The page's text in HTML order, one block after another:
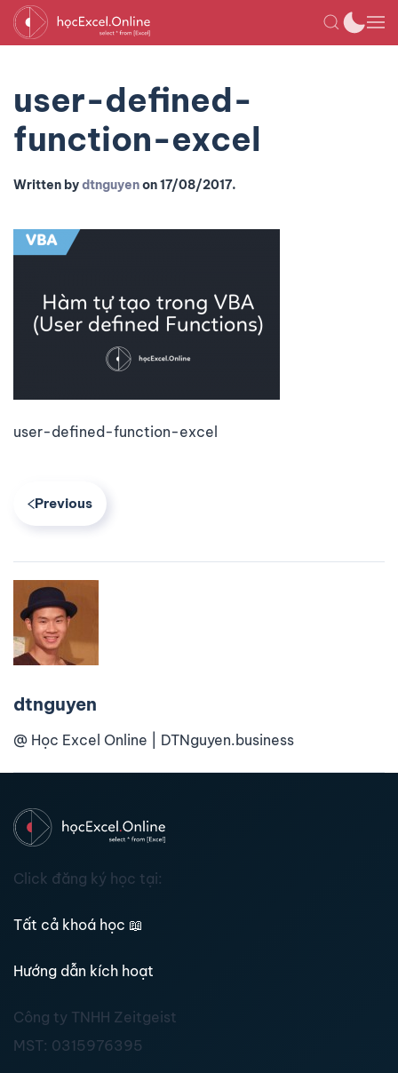
user-defined-
function-excel
Written bydtnguyenon17/08/2017.
user-defined-function-excel
Previous
dtnguyen
@ Học Excel Online | DTNguyen.business
Click đăng ký học tại:
Tất cả khoá học 📖
Hướng dẫn kích hoạt
Công ty TNHH Zeitgeist
MST: 0315976395